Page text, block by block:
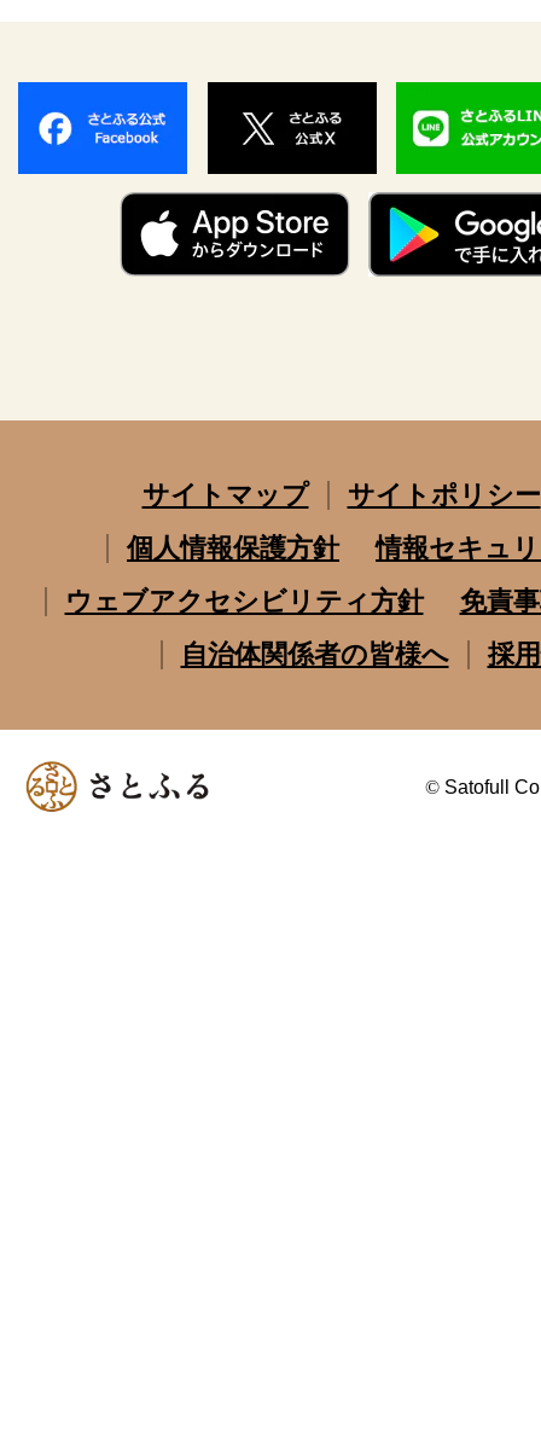
サイトマップ
サイトポリシー
個人情報保護方針
情報セキュ
ウェブアクセシビリティ方針
免責
自治体関係者の皆様へ
採
© Satofull